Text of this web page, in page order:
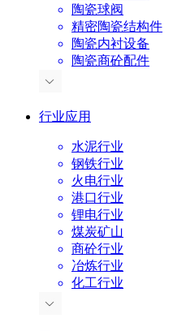
陶瓷球阀
精密陶瓷结构件
陶瓷内衬设备
陶瓷商砼配件
行业应用
水泥行业
钢铁行业
火电行业
港口行业
锂电行业
煤炭矿山
商砼行业
冶炼行业
化工行业